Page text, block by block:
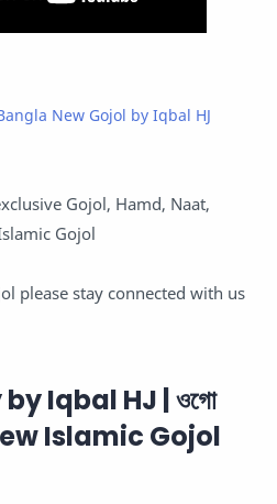
New Gojol by Iqbal HJ
Gojol, Hamd, Naat,
Gojol
please stay connected with us
Iqbal HJ | ওগো
Islamic Gojol